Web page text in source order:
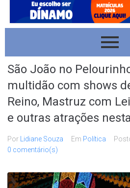
São João no
multidão com shows
Reino, Mastruz com
e outras atrações
Por Lidiane Souza Em Política
0 comentário(s)